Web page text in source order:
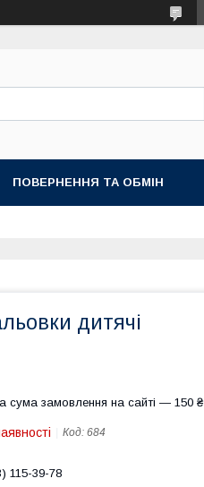
ПОВЕРНЕННЯ ТА ОБМІН
дитячі
сума замовлення на сайті — 150 ₴
Код: 684
115-39-78